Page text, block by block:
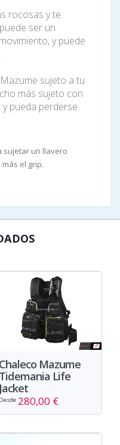
rocosas y te
ser un
y puede
sujeto a tu
más sujeto con
pueda perderse.
sujetar un llavero
el grip.
Chaleco Mazume
Tidemania Life
Jacket
Desde 280,00 €